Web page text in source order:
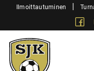
SiirryIlmoittautuminen |
Sjk-
Juniorit